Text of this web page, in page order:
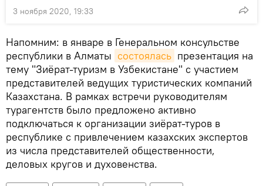
3 ноября 2020, 19:33
Напомним: в январе в Генеральном консульстве
республики в Алматы состоялась презентация на
тему "Зиёрат-туризм в Узбекистане" с участием
представителей ведущих туристических компаний
Казахстана. В рамках встречи руководителям
турагентств было предложено активно
подключаться к организации зиёрат-туров в
республике с привлечением казахских экспертов
из числа представителей общественности,
деловых кругов и духовенства.